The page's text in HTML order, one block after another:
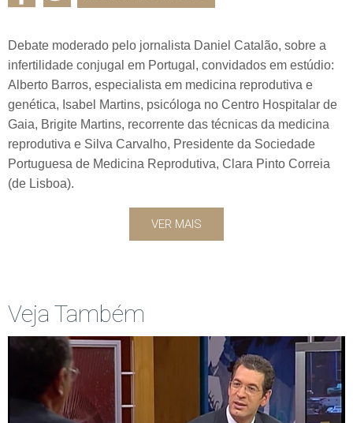
Debate moderado pelo jornalista Daniel Catalão, sobre a
infertilidade conjugal em Portugal, convidados em estúdio:
Alberto Barros, especialista em medicina reprodutiva e
genética, Isabel Martins, psicóloga no Centro Hospitalar de
Gaia, Brigite Martins, recorrente das técnicas da medicina
reprodutiva e Silva Carvalho, Presidente da Sociedade
Portuguesa de Medicina Reprodutiva, Clara Pinto Correia
(de Lisboa).
VER MAIS
Veja Também